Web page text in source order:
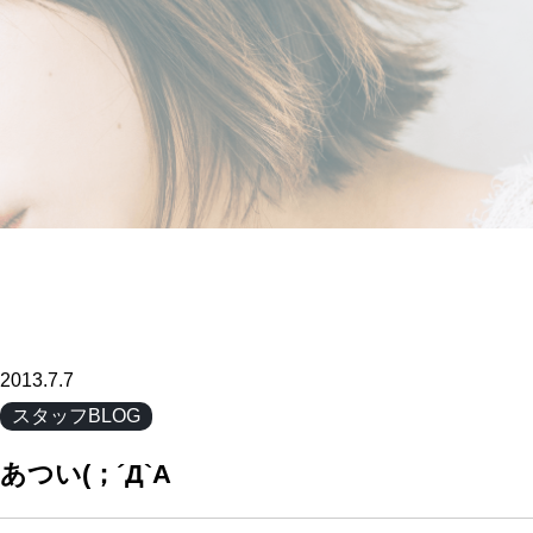
2013.7.7
スタッフBLOG
あつい(；´Д`A